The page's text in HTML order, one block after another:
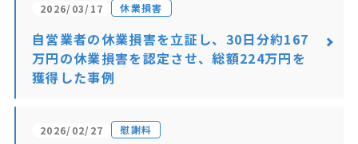
2026/03/17 休業損害
自営業者の休業損害を立証し、30日分約167
万円の休業損害を認定させ、総額224万円を
獲得した事例
2026/02/27 慰謝料